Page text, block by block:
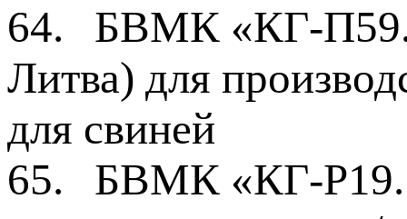
64.
БВМК «КГ-
Литва) для
для свиней
65.
БВМК «КГ-